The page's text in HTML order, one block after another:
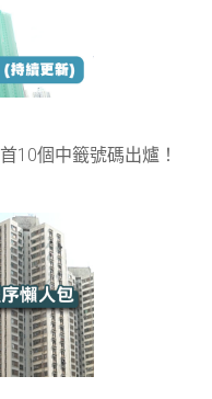
10個中籤號碼出爐！